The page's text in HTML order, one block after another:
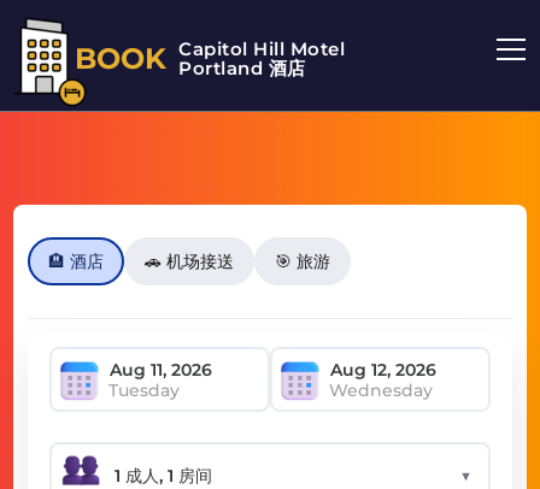
BOOK Capitol Hill Motel
Portland 酒店
🏨 酒店 🚗 机场接送 🎯 旅游
Tuesday Wednesday
▼